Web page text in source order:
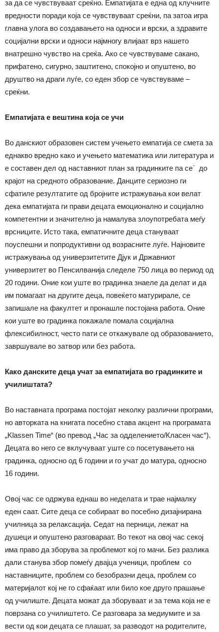
за да се чувствуваат среќно. Емпатијата е една од клучните
вредности поради која се чувствуваат среќни, па затоа игра
главна улога во создавањето на односи и врски, а здравите
социјални врски и односи најмногу влијаат врз нашето
внатрешно чувство на среќа. Ако се чувствуваме сакано,
прифатено, сигурно, заштитено, спокојно и опуштено, во
друштво на драги луѓе, со еден збор се чувствуваме –
среќни.
Емпатијата е вештина која се учи
Во данскиот образовен систем учењето емпатија се смета за
еднакво вредно како и учењето математика или литература и
е составен дел од наставниот план за градинките па се` до
крајот на средното образование. Данците сериозно ги
сфатиле резултатите од бројните истражувања кои велат
дека емпатијата ги прави децата емоционално и социјално
компетентни и значително ја намалува злоупотребата меѓу
врсниците. Исто така, емпатичните деца стануваат
поуспешни и попродуктивни од возрасните луѓе. Најновите
истражувања од универзитетите Дјук и Државниот
универзитет во Пенсилванија следеле 750 лица во период од
20 години. Оние кои уште во градинка знаеле да делат и да
им помагаат на другите деца, повеќето матурирале, се
запишале на факултет и пронашле постојана работа. Оние
кои уште во градинка покажале помала социјална
флексибилност, често пати се откажувале од образованието,
завршувале во затвор или без работа.
Како данските деца учат за емпатијата во градинките и
училиштата?
Во наставната програма постојат неколку различни програми,
но авторката на книгата посебно става акцент на програмата
„Klassen Time“ (во превод „Час за одделението/Класен час“).
Децата во него се вклучуваат уште со посетувањето на
градинка, односно од 6 години и го учат до матура, односно
16 години.
Овој час се одржува еднаш во неделата и трае најмалку
еден саат. Сите деца се собираат во посебно дизајнирана
училница за релаксација. Седат на перници, лежат на
душеци и опуштено разговараат. Во текот на овој час секој
има право да зборува за проблемот кој го мачи. Без разлика
дали станува збор помеѓу двајца ученици, проблем со
наставниците, проблем со безобразни деца, проблем со
материјалот кој не го сфаќаат или било кое друго прашање
од училиште. Децата можат да зборуваат и за тема која не е
поврзана со училиштето. Се разговара за медиумите и за
вести од кои децата се плашат, за разводот на родителите,